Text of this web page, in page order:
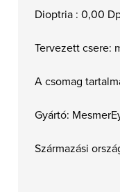
Dioptria : 0,00
Tervezett csere:
A csomag
Gyártó:
Származási